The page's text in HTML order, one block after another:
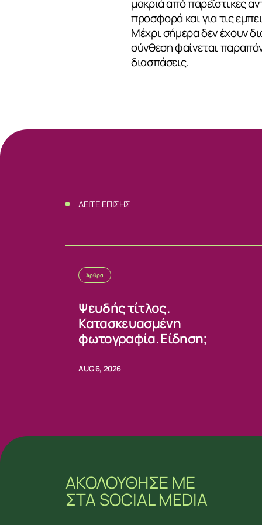
μακριά από παρεϊστικες
προσφορά και για τις
Μέχρι σήμερα δεν έχουν
σύνθεση φαίνεται
διασπάσεις.
ΔΕΙΤΕ ΕΠΙΣΗΣ
Άρθρα
Ψευδής τίτλος.
Κατασκευασμένη
φωτογραφία. Είδηση;
AUG 6, 2026
ΑΚΟΛΟΥΘΗΣΕ ΜΕ
ΣΤΑ SOCIAL MEDIA